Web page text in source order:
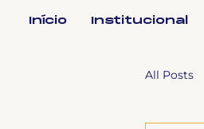
Início Institucional
All Posts